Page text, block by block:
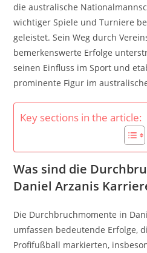
die australische
wichtiger Spiele und Turniere
geleistet. Sein Weg durch
bemerkenswerte Erfolge
seinen Einfluss im Sport und
prominente Figur im
Key sections in the article:
Was sind die
Daniel Arzanis
Die Durchbruchmomente in
umfassen bedeutende Erfolge,
Profifußball markierten,